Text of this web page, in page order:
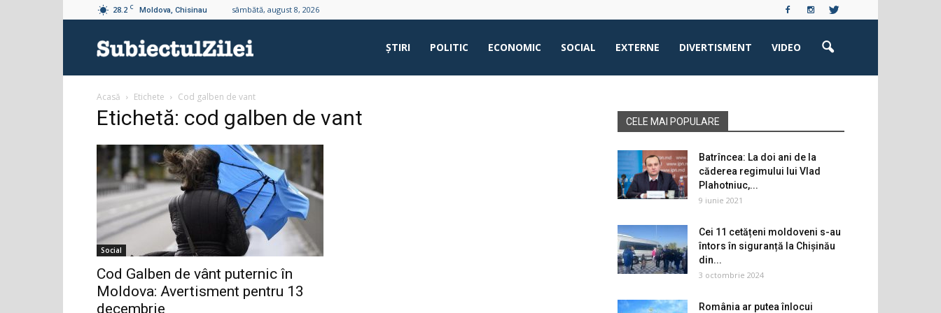
28.2 C Moldova, Chisinau sâmbătă, august 8, 2026
Zilei
ŞTIRI POLITIC ECONOMIC SOCIAL EXTERNE DIVERTISMENT VIDEO
Acasă Etichete Cod galben de vant
Etichetă: cod galben de vant
Social
Cod Galben de vânt puternic în
Moldova: Avertisment pentru 13
decembrie
CELE MAI POPULARE
Batrîncea: La doi ani de la
căderea regimului lui Vlad
Plahotniuc,...
9 iunie 2021
Cei 11 cetățeni moldoveni s-au
întors în siguranță la Chișinău
din...
3 octombrie 2024
România ar putea înlocui